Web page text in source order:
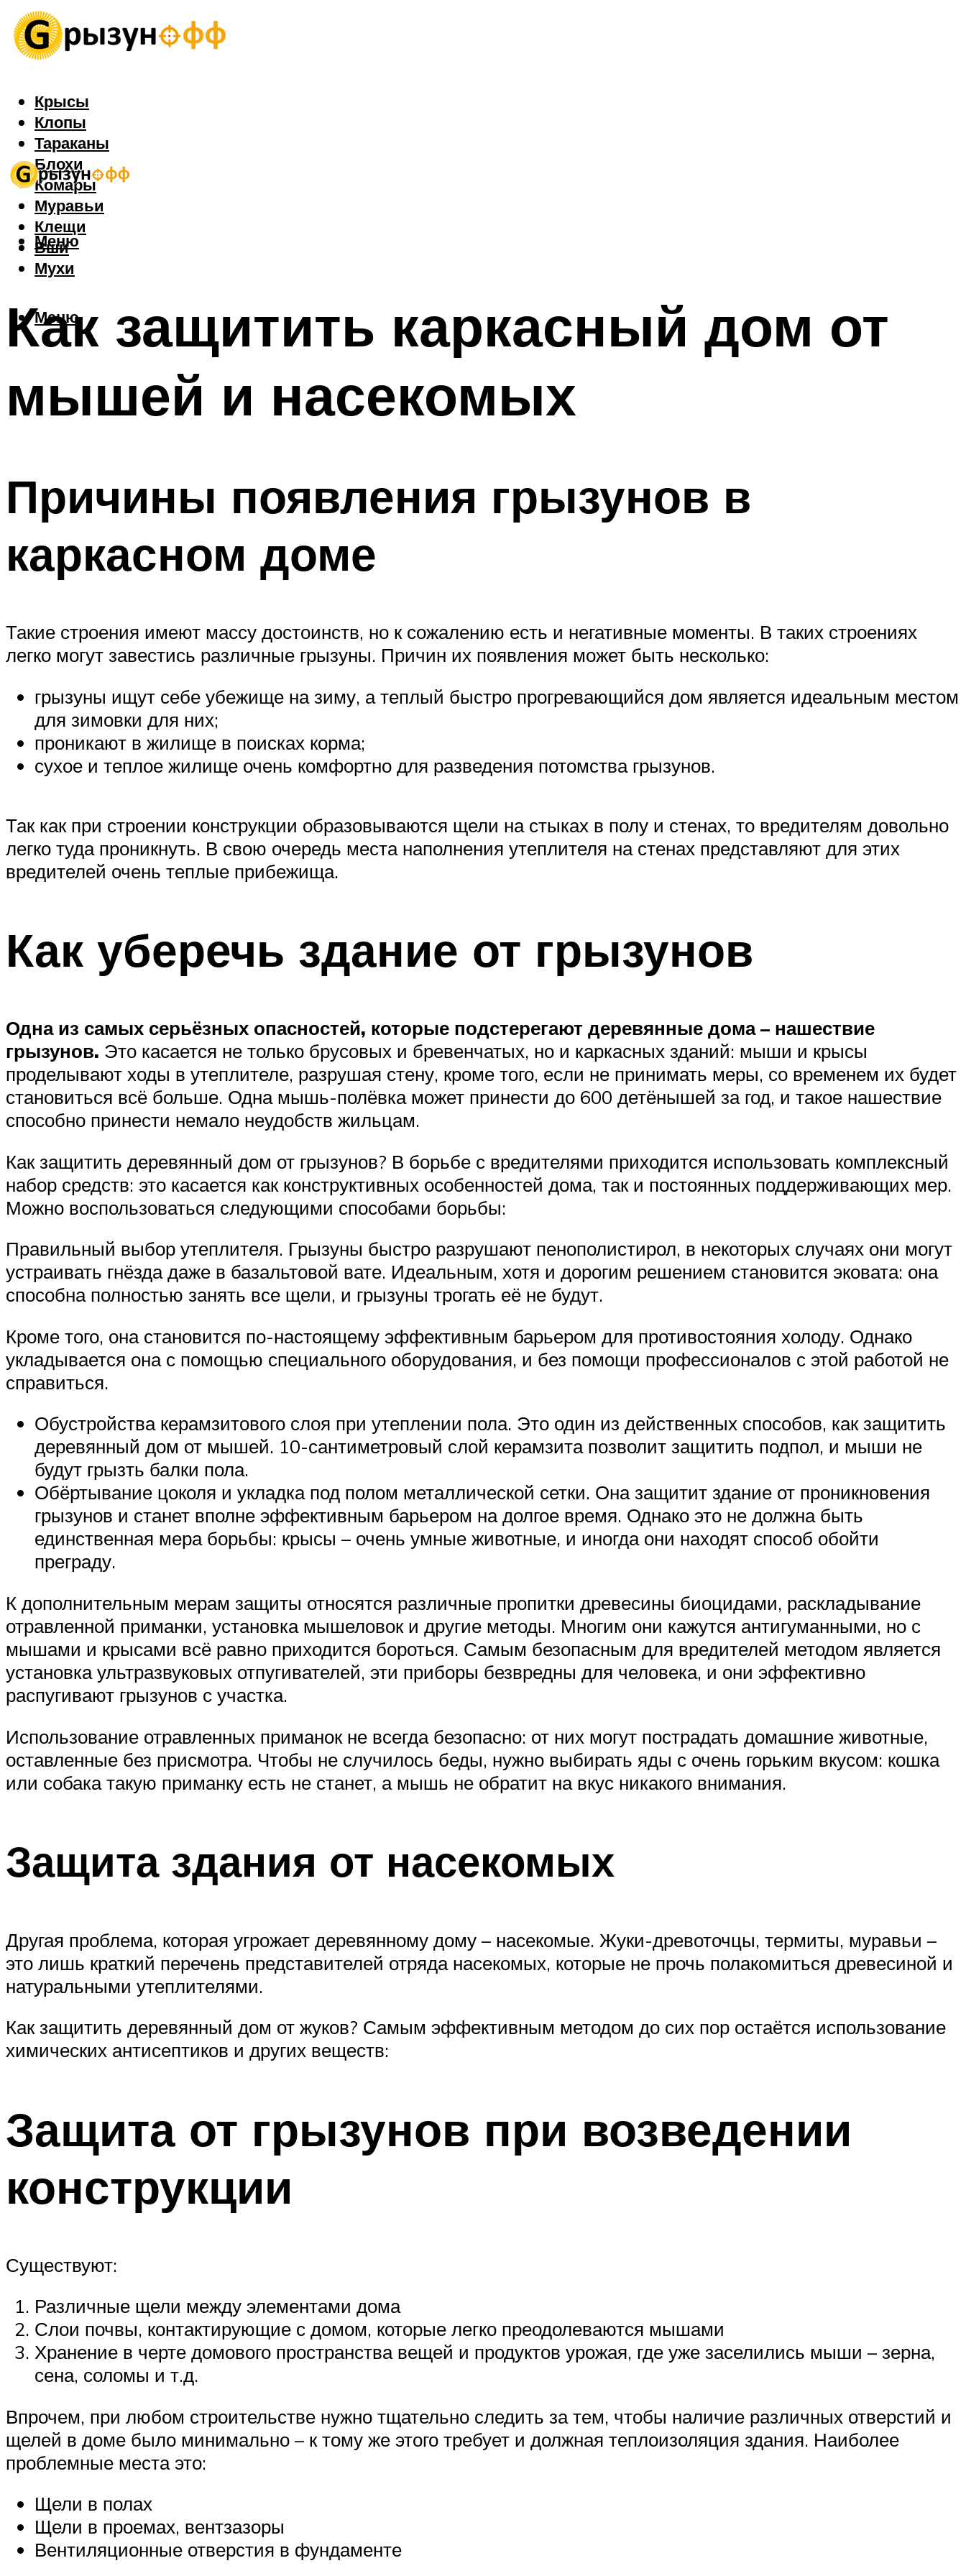
Крысы
Клопы
Тараканы
Блохи
Комары
Муравьи
Клещи
Вши
Мухи
Меню
Меню
Как защитить каркасный дом от
мышей и насекомых
Причины появления грызунов в
каркасном доме
Такие строения имеют массу достоинств, но к сожалению есть и негативные моменты. В таких строениях
легко могут завестись различные грызуны. Причин их появления может быть несколько:
грызуны ищут себе убежище на зиму, а теплый быстро прогревающийся дом является идеальным местом
для зимовки для них;
проникают в жилище в поисках корма;
сухое и теплое жилище очень комфортно для разведения потомства грызунов.
Так как при строении конструкции образовываются щели на стыках в полу и стенах, то вредителям довольно
легко туда проникнуть. В свою очередь места наполнения утеплителя на стенах представляют для этих
вредителей очень теплые прибежища.
Как уберечь здание от грызунов
Одна из самых серьёзных опасностей, которые подстерегают деревянные дома – нашествие
грызунов. Это касается не только брусовых и бревенчатых, но и каркасных зданий: мыши и крысы
проделывают ходы в утеплителе, разрушая стену, кроме того, если не принимать меры, со временем их будет
становиться всё больше. Одна мышь-полёвка может принести до 600 детёнышей за год, и такое нашествие
способно принести немало неудобств жильцам.
Как защитить деревянный дом от грызунов? В борьбе с вредителями приходится использовать комплексный
набор средств: это касается как конструктивных особенностей дома, так и постоянных поддерживающих мер.
Можно воспользоваться следующими способами борьбы:
Правильный выбор утеплителя. Грызуны быстро разрушают пенополистирол, в некоторых случаях они могут
устраивать гнёзда даже в базальтовой вате. Идеальным, хотя и дорогим решением становится эковата: она
способна полностью занять все щели, и грызуны трогать её не будут.
Кроме того, она становится по-настоящему эффективным барьером для противостояния холоду. Однако
укладывается она с помощью специального оборудования, и без помощи профессионалов с этой работой не
справиться.
Обустройства керамзитового слоя при утеплении пола. Это один из действенных способов, как защитить
деревянный дом от мышей. 10-сантиметровый слой керамзита позволит защитить подпол, и мыши не
будут грызть балки пола.
Обёртывание цоколя и укладка под полом металлической сетки. Она защитит здание от проникновения
грызунов и станет вполне эффективным барьером на долгое время. Однако это не должна быть
единственная мера борьбы: крысы – очень умные животные, и иногда они находят способ обойти
преграду.
К дополнительным мерам защиты относятся различные пропитки древесины биоцидами, раскладывание
отравленной приманки, установка мышеловок и другие методы. Многим они кажутся антигуманными, но с
мышами и крысами всё равно приходится бороться. Самым безопасным для вредителей методом является
установка ультразвуковых отпугивателей, эти приборы безвредны для человека, и они эффективно
распугивают грызунов с участка.
Использование отравленных приманок не всегда безопасно: от них могут пострадать домашние животные,
оставленные без присмотра. Чтобы не случилось беды, нужно выбирать яды с очень горьким вкусом: кошка
или собака такую приманку есть не станет, а мышь не обратит на вкус никакого внимания.
Защита здания от насекомых
Другая проблема, которая угрожает деревянному дому – насекомые. Жуки-древоточцы, термиты, муравьи –
это лишь краткий перечень представителей отряда насекомых, которые не прочь полакомиться древесиной и
натуральными утеплителями.
Как защитить деревянный дом от жуков? Самым эффективным методом до сих пор остаётся использование
химических антисептиков и других веществ:
Защита от грызунов при возведении
конструкции
Существуют:
Различные щели между элементами дома
Слои почвы, контактирующие с домом, которые легко преодолеваются мышами
Хранение в черте домового пространства вещей и продуктов урожая, где уже заселились мыши – зерна,
сена, соломы и т.д.
Впрочем, при любом строительстве нужно тщательно следить за тем, чтобы наличие различных отверстий и
щелей в доме было минимально – к тому же этого требует и должная теплоизоляция здания. Наиболее
проблемные места это:
Щели в полах
Щели в проемах, вентзазоры
Вентиляционные отверстия в фундаменте